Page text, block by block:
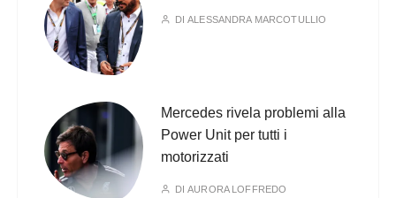
DIALESSANDRA MARCOTULLIO
Mercedes rivela problemi alla
Power Unit per tutti i
motorizzati
DIAURORA LOFFREDO